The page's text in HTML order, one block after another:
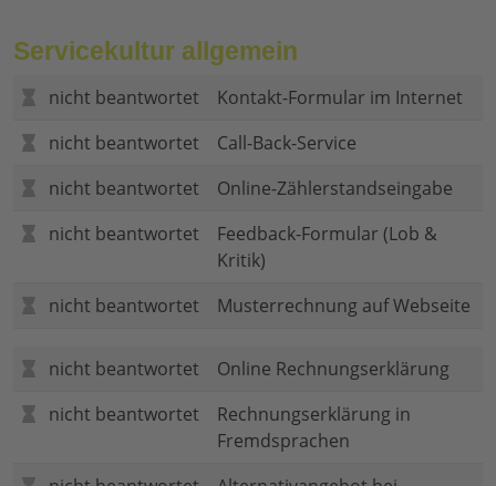
Servicekultur allgemein
nicht beantwortet
Kontakt-Formular im Internet
nicht beantwortet
Call-Back-Service
nicht beantwortet
Online-Zählerstandseingabe
nicht beantwortet
Feedback-Formular (Lob &
Kritik)
nicht beantwortet
Musterrechnung auf Webseite
nicht beantwortet
Online Rechnungserklärung
nicht beantwortet
Rechnungserklärung in
Fremdsprachen